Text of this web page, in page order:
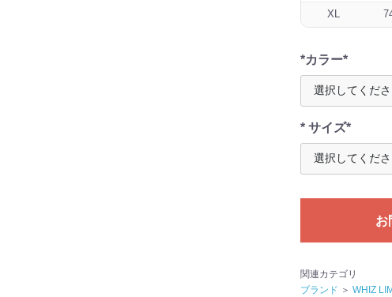
XL
*カラー*
* サイズ*
お
関連カテゴリ
ブランド ＞ WHIZ